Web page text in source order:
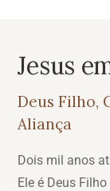
Jesus
Deus Filho,
Aliança
Dois mil anos
Ele é Deus